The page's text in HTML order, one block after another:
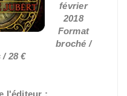
février
2018
Format
broché /
/ 28 €
l'éditeur :